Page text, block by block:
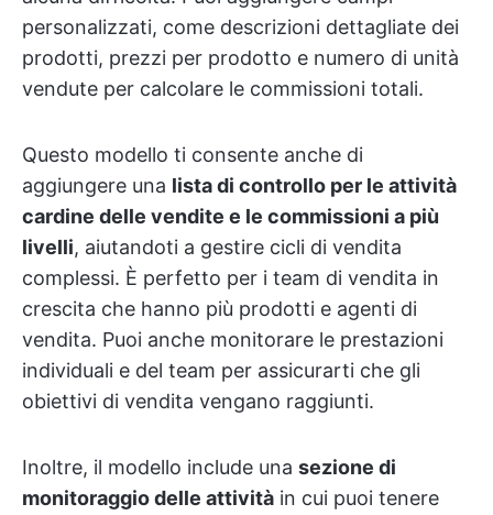
personalizzati, come descrizioni dettagliate dei
prodotti, prezzi per prodotto e numero di unità
vendute per calcolare le commissioni totali.
Questo modello ti consente anche di
aggiungere una lista di controllo per le attività
cardine delle vendite e le commissioni a più
livelli, aiutandoti a gestire cicli di vendita
complessi. È perfetto per i team di vendita in
crescita che hanno più prodotti e agenti di
vendita. Puoi anche monitorare le prestazioni
individuali e del team per assicurarti che gli
obiettivi di vendita vengano raggiunti.
Inoltre, il modello include una sezione di
monitoraggio delle attività in cui puoi tenere